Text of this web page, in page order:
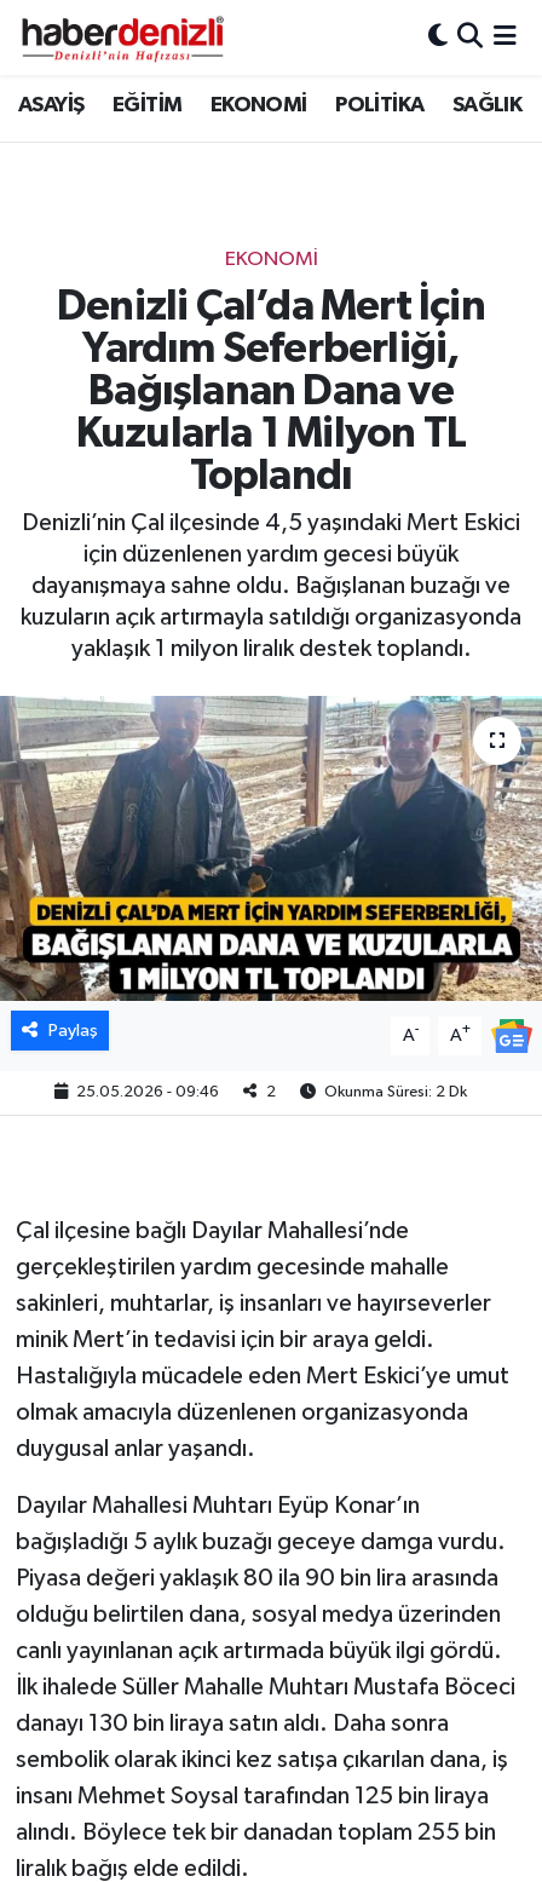
ASAYİŞ EĞİTİM EKONOMİ POLİTİKA SAĞLIK
EKONOMİ
Denizli Çal’da Mert İçin
Yardım Seferberliği,
Bağışlanan Dana ve
Kuzularla 1 Milyon TL
Toplandı
Denizli’nin Çal ilçesinde 4,5 yaşındaki Mert Eskici
için düzenlenen yardım gecesi büyük
dayanışmaya sahne oldu. Bağışlanan buzağı ve
kuzuların açık artırmayla satıldığı organizasyonda
yaklaşık 1 milyon liralık destek toplandı.
Paylaş A- A+
25.05.2026 - 09:46 2 Okunma Süresi: 2 Dk
Çal ilçesine bağlı Dayılar Mahallesi’nde
gerçekleştirilen yardım gecesinde mahalle
sakinleri, muhtarlar, iş insanları ve hayırseverler
minik Mert’in tedavisi için bir araya geldi.
Hastalığıyla mücadele eden Mert Eskici’ye umut
olmak amacıyla düzenlenen organizasyonda
duygusal anlar yaşandı.
Dayılar Mahallesi Muhtarı Eyüp Konar’ın
bağışladığı 5 aylık buzağı geceye damga vurdu.
Piyasa değeri yaklaşık 80 ila 90 bin lira arasında
olduğu belirtilen dana, sosyal medya üzerinden
canlı yayınlanan açık artırmada büyük ilgi gördü.
İlk ihalede Süller Mahalle Muhtarı Mustafa Böceci
danayı 130 bin liraya satın aldı. Daha sonra
sembolik olarak ikinci kez satışa çıkarılan dana, iş
insanı Mehmet Soysal tarafından 125 bin liraya
alındı. Böylece tek bir danadan toplam 255 bin
liralık bağış elde edildi.
Denizli Nöbetçi Eczaneler
Tüm Manşetler
Son Dakika Haberleri